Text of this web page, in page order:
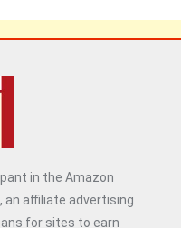
in the Amazon
an affiliate advertising
for sites to earn